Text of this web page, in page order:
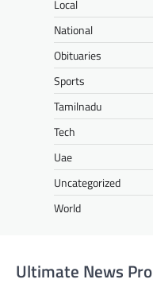
Local
National
Obituaries
Sports
Tamilnadu
Tech
Uae
Uncategorized
World
Ultimate News Pro